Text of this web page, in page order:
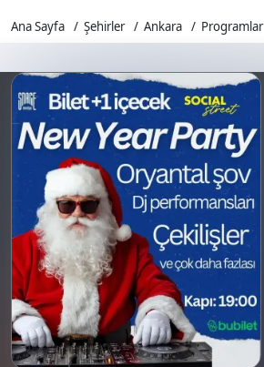
Ana Sayfa Şehirler Ankara Programlar